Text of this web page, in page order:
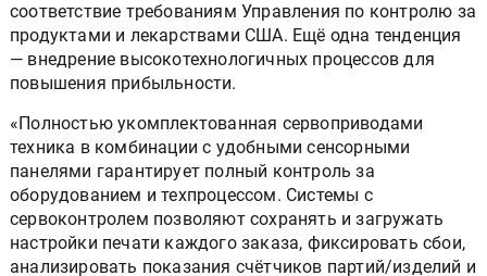
соответствие требованиям Управления по контролю за
продуктами и лекарствами США. Ещё одна тенденция
— внедрение высокотехнологичных процессов для
повышения прибыльности.
«Полностью укомплектованная сервоприводами
техника в комбинации с удобными сенсорными
панелями гарантирует полный контроль за
оборудованием и техпроцессом. Системы с
сервоконтролем позволяют сохранять и загружать
настройки печати каждого заказа, фиксировать сбои,
анализировать показания счётчиков партий/изделий и